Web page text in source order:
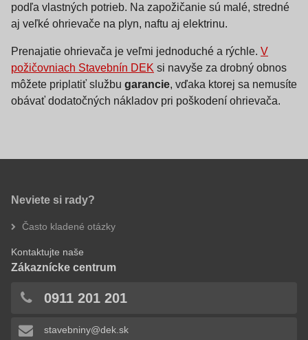
podľa vlastných potrieb. Na zapožičanie sú malé, stredné
aj veľké ohrievače na plyn, naftu aj elektrinu.
Prenajatie ohrievača je veľmi jednoduché a rýchle. V
požičovniach Stavebnín DEK si navyše za drobný obnos
môžete priplatiť službu garancie, vďaka ktorej sa nemusíte
obávať dodatočných nákladov pri poškodení ohrievača.
Neviete si rady?
Často kladené otázky
Kontaktujte naše
Zákaznícke centrum
0911 201 201
stavebniny@dek.sk